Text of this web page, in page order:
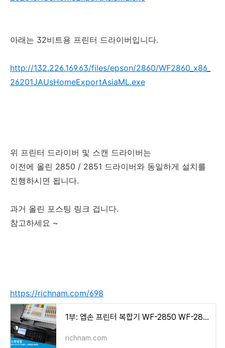
아래는 32비트용 프린터 드라이버입니다.
http://132.226.169.63/files/epson/2860/WF2860_x86_
26201JAUsHomeExportAsiaML.exe
위 프린터 드라이버 및 스캔 드라이버는
이전에 올린 2850 / 2851 드라이버와 동일하게 설치를
진행하시면 됩니다.
과거 올린 포스팅 링크 겁니다.
참고하세요 ~
https://richnam.com/698
1부: 엡손 프린터 복합기 WF-2850 WF-2851 WF-2860 WF-2861 스캐너 스캔방법 총정리 (EPSON SCAN2, EPSON EVENT MANA
richnam.com